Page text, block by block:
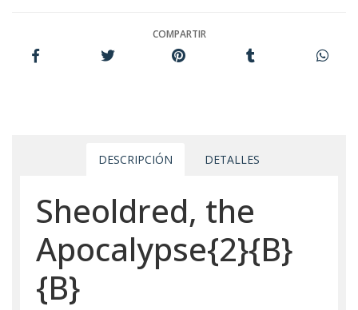
COMPARTIR
DESCRIPCIÓN DETALLES
Sheoldred, the
Apocalypse{2}{B}
{B}